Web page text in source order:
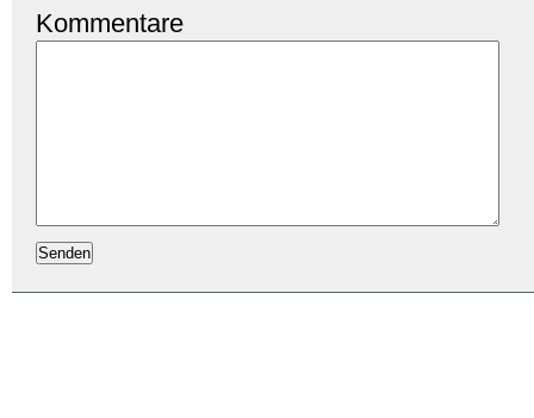
Kommentare